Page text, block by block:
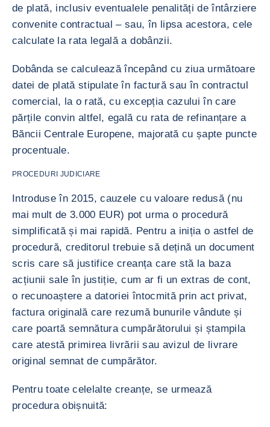
de plată, inclusiv eventualele penalități de întârziere
convenite contractual – sau, în lipsa acestora, cele
calculate la rata legală a dobânzii.
Dobânda se calculează începând cu ziua următoare
datei de plată stipulate în factură sau în contractul
comercial, la o rată, cu excepția cazului în care
părțile convin altfel, egală cu rata de refinanțare a
Băncii Centrale Europene, majorată cu șapte puncte
procentuale.
PROCEDURI JUDICIARE
Introduse în 2015, cauzele cu valoare redusă (nu
mai mult de 3.000 EUR) pot urma o procedură
simplificată și mai rapidă. Pentru a iniția o astfel de
procedură, creditorul trebuie să dețină un document
scris care să justifice creanța care stă la baza
acțiunii sale în justiție, cum ar fi un extras de cont,
o recunoaștere a datoriei întocmită prin act privat,
factura originală care rezumă bunurile vândute și
care poartă semnătura cumpărătorului și ștampila
care atestă primirea livrării sau avizul de livrare
original semnat de cumpărător.
Pentru toate celelalte creanțe, se urmează
procedura obișnuită: